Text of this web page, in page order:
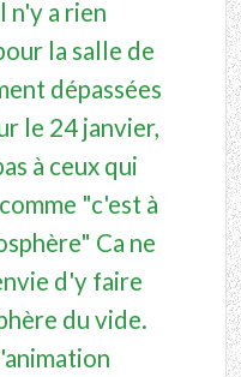
n'y a rien
la salle de
dépassées
le 24 janvier,
à ceux qui
"c'est à
Ca ne
d'y faire
du vide.